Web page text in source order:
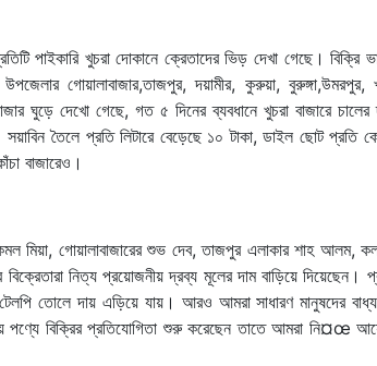
পাইকারি খুচরা দোকানে ক্রেতাদের ভিড় দেখা গেছে।
গোয়ালাবাজার,তাজপুর, দয়ামীর, কুরুয়া, বুরুঙ্গা,উমরপুর,
ঘুড়ে দেখো গেছে, গত ৫ দিনের ব্যবধানে খুচরা বাজারে
তৈলে প্রতি লিটারে বেড়েছে ১০ টাকা, ডাইল ছোট প্রতি
বাজারেও।
গোয়ালাবাজারের শুভ দেব, তাজপুর এলাকার শাহ আলম,
নিত্য প্রয়োজনীয় দ্রব্য মূলের দাম বাড়িয়ে দিয়েছেন।
তোলে দায় এড়িয়ে যায়। আরও আমরা সাধারণ মানুষদের
পণ্যে বিক্রির প্রতিযোগিতা শুরু করেছেন তাতে আমরা নি¤œ